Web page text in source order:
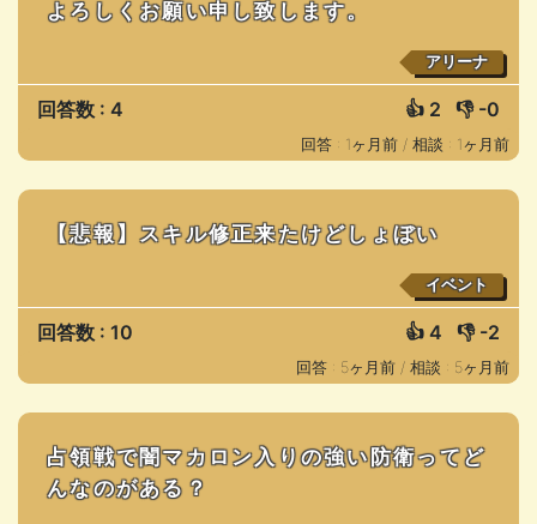
よろしくお願い申し致します。
アリーナ
回答数 : 4 👍 2 👎 -0
回答 : 1ヶ月前 / 相談 : 1ヶ月前
【悲報】スキル修正来たけどしょぼい
イベント
回答数 : 10 👍 4 👎 -2
回答 : 5ヶ月前 / 相談 : 5ヶ月前
占領戦で闇マカロン入りの強い防衛ってど
んなのがある？